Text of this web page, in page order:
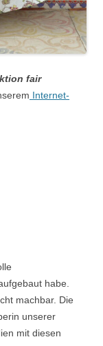
fair
Internet-
habe.
machbar. Die
unserer
mit diesen